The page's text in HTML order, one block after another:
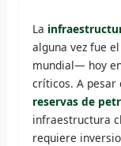
La
alguna vez fue
mundial— hoy
críticos. A pesar
reservas de
infraestructura
requiere